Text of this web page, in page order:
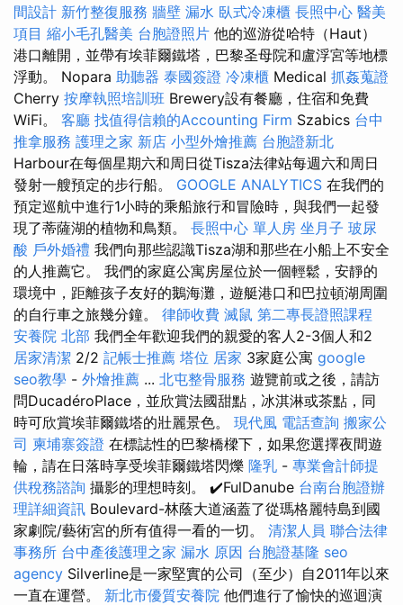
間設計 新竹整復服務 牆壁 漏水 臥式冷凍櫃 長照中心 醫美
項目 縮小毛孔醫美 台胞證照片 他的巡游從哈特（Haut）
港口離開，並帶有埃菲爾鐵塔，巴黎圣母院和盧浮宮等地標
浮動。 Nopara 助聽器 泰國簽證 冷凍櫃 Medical 抓姦蒐證
Cherry 按摩執照培訓班 Brewery設有餐廳，住宿和免費
WiFi。 客廳 找值得信賴的Accounting Firm Szabics 台中
推拿服務 護理之家 新店 小型外燴推薦 台胞證新北
Harbour在每個星期六和周日從Tisza法律站每週六和周日
發射一艘預定的步行船。 GOOGLE ANALYTICS 在我們的
預定巡航中進行1小時的乘船旅行和冒險時，與我們一起發
現了蒂薩湖的植物和鳥類。 長照中心 單人房 坐月子 玻尿
酸 戶外婚禮 我們向那些認識Tisza湖和那些在小船上不安全
的人推薦它。 我們的家庭公寓房屋位於一個輕鬆，安靜的
環境中，距離孩子友好的鵝海灘，遊艇港口和巴拉頓湖周圍
的自行車之旅幾分鐘。 律師收費 滅鼠 第二專長證照課程
安養院 北部 我們全年歡迎我們的親愛的客人2-3個人和2
居家清潔 2/2 記帳士推薦 塔位 居家 3家庭公寓 google
seo教學 - 外燴推薦 ... 北屯整骨服務 遊覽前或之後，請訪
問DucadéroPlace，並欣賞法國甜點，冰淇淋或茶點，同
時可欣賞埃菲爾鐵塔的壯麗景色。 現代風 電話查詢 搬家公
司 柬埔寨簽證 在標誌性的巴黎橋樑下，如果您選擇夜間遊
輪，請在日落時享受埃菲爾鐵塔閃爍 隆乳 - 專業會計師提
供稅務諮詢 攝影的理想時刻。 ✔️FulDanube 台南台胞證辦
理詳細資訊 Boulevard-林蔭大道涵蓋了從瑪格麗特島到國
家劇院/藝術宮的所有值得一看的一切。 清潔人員 聯合法律
事務所 台中產後護理之家 漏水 原因 台胞證基隆 seo
agency Silverline是一家堅實的公司（至少）自2011年以來
一直在運營。 新北市優質安養院 他們進行了愉快的巡迴演